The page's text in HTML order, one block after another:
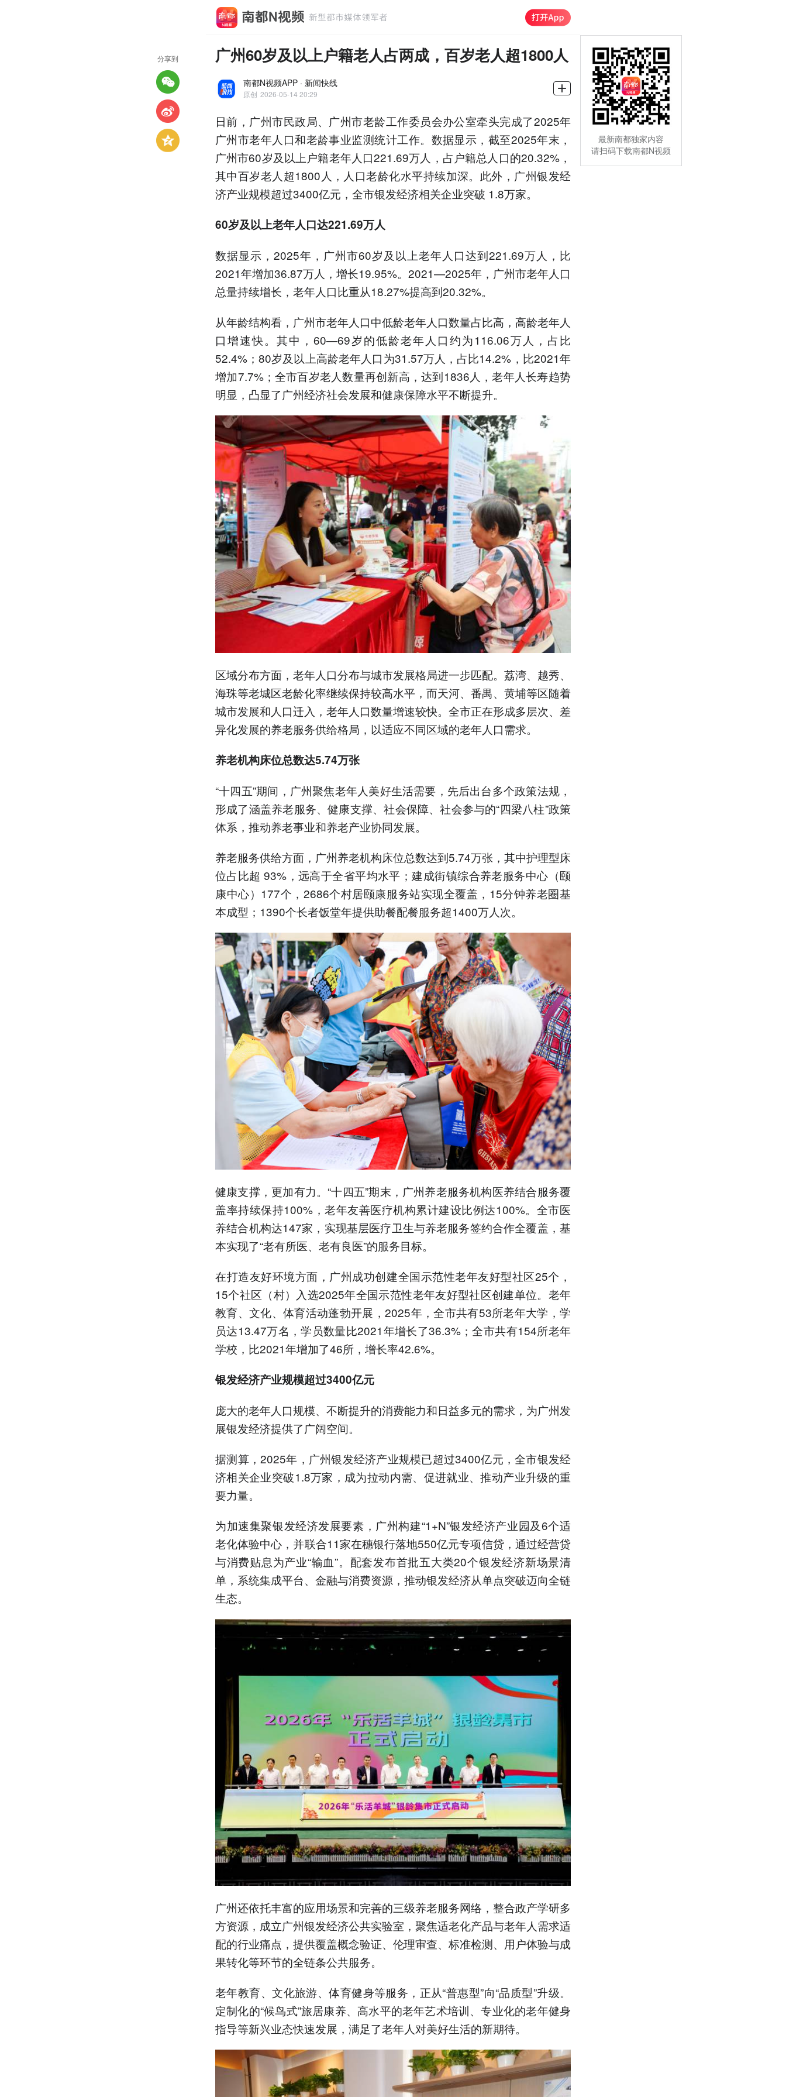
广州60岁及以上户籍老人占两成，百岁老人超1800人
南都N视频APP · 新闻快线
原创 2026-05-14 20:29
日前，广州市民政局、广州市老龄工作委员会办公室牵头完成了2025年
广州市老年人口和老龄事业监测统计工作。数据显示，截至2025年末，
广州市60岁及以上户籍老年人口221.69万人，占户籍总人口的20.32%，
其中百岁老人超1800人，人口老龄化水平持续加深。此外，广州银发经
济产业规模超过3400亿元，全市银发经济相关企业突破 1.8万家。
60岁及以上老年人口达221.69万人
数据显示，2025年，广州市60岁及以上老年人口达到221.69万人，比
2021年增加36.87万人，增长19.95%。2021—2025年，广州市老年人口
总量持续增长，老年人口比重从18.27%提高到20.32%。
从年龄结构看，广州市老年人口中低龄老年人口数量占比高，高龄老年人
口增速快。其中，60—69岁的低龄老年人口约为116.06万人，占比
52.4%；80岁及以上高龄老年人口为31.57万人，占比14.2%，比2021年
增加7.7%；全市百岁老人数量再创新高，达到1836人，老年人长寿趋势
明显，凸显了广州经济社会发展和健康保障水平不断提升。
区域分布方面，老年人口分布与城市发展格局进一步匹配。荔湾、越秀、
海珠等老城区老龄化率继续保持较高水平，而天河、番禺、黄埔等区随着
城市发展和人口迁入，老年人口数量增速较快。全市正在形成多层次、差
异化发展的养老服务供给格局，以适应不同区域的老年人口需求。
养老机构床位总数达5.74万张
“十四五”期间，广州聚焦老年人美好生活需要，先后出台多个政策法规，
形成了涵盖养老服务、健康支撑、社会保障、社会参与的“四梁八柱”政策
体系，推动养老事业和养老产业协同发展。
养老服务供给方面，广州养老机构床位总数达到5.74万张，其中护理型床
位占比超 93%，远高于全省平均水平；建成街镇综合养老服务中心（颐
康中心）177个，2686个村居颐康服务站实现全覆盖，15分钟养老圈基
本成型；1390个长者饭堂年提供助餐配餐服务超1400万人次。
健康支撑，更加有力。“十四五”期末，广州养老服务机构医养结合服务覆
盖率持续保持100%，老年友善医疗机构累计建设比例达100%。全市医
养结合机构达147家，实现基层医疗卫生与养老服务签约合作全覆盖，基
本实现了“老有所医、老有良医”的服务目标。
在打造友好环境方面，广州成功创建全国示范性老年友好型社区25个，
15个社区（村）入选2025年全国示范性老年友好型社区创建单位。老年
教育、文化、体育活动蓬勃开展，2025年，全市共有53所老年大学，学
员达13.47万名，学员数量比2021年增长了36.3%；全市共有154所老年
学校，比2021年增加了46所，增长率42.6%。
银发经济产业规模超过3400亿元
庞大的老年人口规模、不断提升的消费能力和日益多元的需求，为广州发
展银发经济提供了广阔空间。
据测算，2025年，广州银发经济产业规模已超过3400亿元，全市银发经
济相关企业突破1.8万家，成为拉动内需、促进就业、推动产业升级的重
要力量。
为加速集聚银发经济发展要素，广州构建“1+N”银发经济产业园及6个适
老化体验中心，并联合11家在穗银行落地550亿元专项信贷，通过经营贷
与消费贴息为产业“输血”。配套发布首批五大类20个银发经济新场景清
单，系统集成平台、金融与消费资源，推动银发经济从单点突破迈向全链
生态。
广州还依托丰富的应用场景和完善的三级养老服务网络，整合政产学研多
方资源，成立广州银发经济公共实验室，聚焦适老化产品与老年人需求适
配的行业痛点，提供覆盖概念验证、伦理审查、标准检测、用户体验与成
果转化等环节的全链条公共服务。
老年教育、文化旅游、体育健身等服务，正从“普惠型”向“品质型”升级。
定制化的“候鸟式”旅居康养、高水平的老年艺术培训、专业化的老年健身
指导等新兴业态快速发展，满足了老年人对美好生活的新期待。
分享到
最新南都独家内容
请扫码下载南都N视频